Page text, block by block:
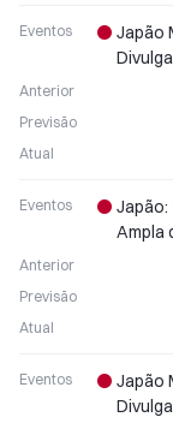
Eventos
Japão
Anterior
Previsão
Atual
Eventos
Japão:
Ampla
Anterior
Previsão
Atual
Eventos
Japão